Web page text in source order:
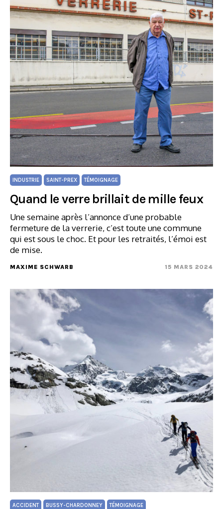
INDUSTRIE SAINT-PREX TÉMOIGNAGE
Quand le verre brillait de mille feux
Une semaine après l’annonce d’une probable
fermeture de la verrerie, c’est toute une commune
qui est sous le choc. Et pour les retraités, l’émoi est
de mise.
MAXIME SCHWARB 15 MARS 2024
ACCIDENT BUSSY-CHARDONNEY TÉMOIGNAGE